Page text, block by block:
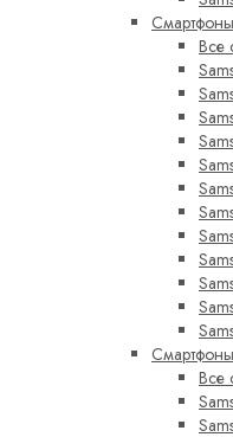
Все
Все